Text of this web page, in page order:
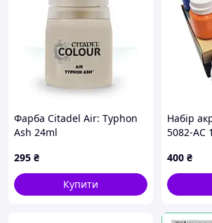
Фарба Citadel Air: Typhon
Ash 24ml
295 ₴
Купити
Набір
5082-AC
400 ₴